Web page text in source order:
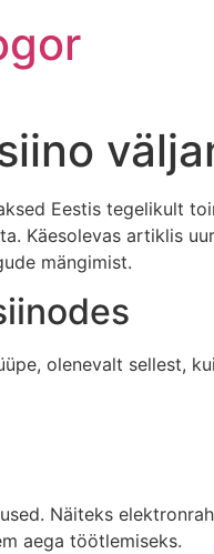
Eestis tegelikult
Käesolevas artiklis
mängimist.
olenevalt sellest,
Näiteks
aega töötlemiseks.